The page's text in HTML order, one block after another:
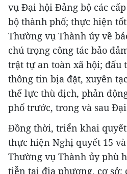
vụ Đại hội Đảng bộ các
bộ thành phố; thực hiện
Thường vụ Thành ủy về
chú trọng công tác bảo
trật tự an toàn xã hội; đấu
thông tin bịa đặt, xuyên
thế lực thù địch, phản
phố trước, trong và sau
Đồng thời, triển khai
thực hiện Nghị quyết 15
Thường vụ Thành ủy phù
tiễn tại địa phương, cơ sở;